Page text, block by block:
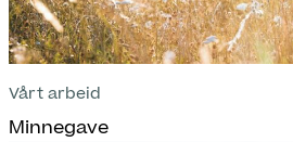
Vårt arbeid
Minnegave